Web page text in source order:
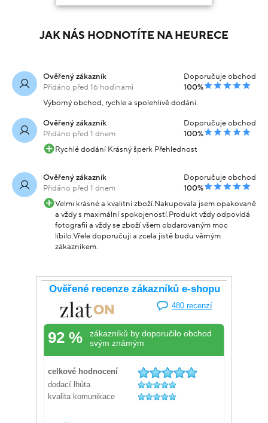
JAK NÁS HODNOTÍTE NA HEURECE
Ověřený zákazník
Přidáno před 16 hodinami
Doporučuje obchod
100%
Výborný obchod, rychle a spolehlivě dodání.
Ověřený zákazník
Přidáno před 1 dnem
Doporučuje obchod
100%
Rychlé dodání Krásný šperk Přehlednost
Ověřený zákazník
Přidáno před 1 dnem
Doporučuje obchod
100%
Velmi krásné a kvalitní zboží.Nakupovala jsem opakovaně
a vždy s maximální spokojeností.Produkt vždy odpovídá
fotografii a vždy se zboží všem obdarovaným moc
líbilo.Vřele doporučuji a zcela jistě budu věrným
zákazníkem.